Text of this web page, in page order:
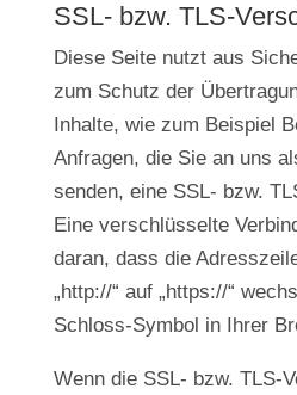
SSL- bzw. TLS-
Diese Seite nutzt aus
zum Schutz der
Inhalte, wie zum Beispiel
Anfragen, die Sie an uns
senden, eine SSL- bzw.
Eine verschlüsselte
daran, dass die
„http://“ auf „https://“
Schloss-Symbol in Ihrer
Wenn die SSL- bzw. TLS-